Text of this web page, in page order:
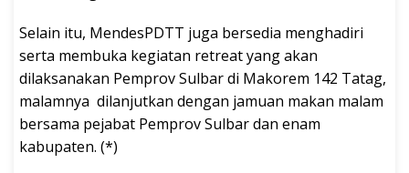
Selain itu, MendesPDTT juga bersedia menghadiri
serta membuka kegiatan retreat yang akan
dilaksanakan Pemprov Sulbar di Makorem 142 Tatag,
malamnya dilanjutkan dengan jamuan makan malam
bersama pejabat Pemprov Sulbar dan enam
kabupaten. (*)